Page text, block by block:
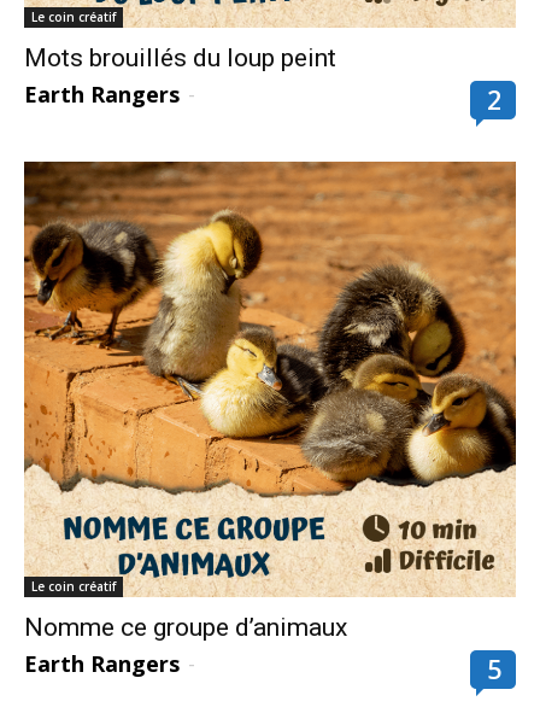
Le coin créatif
Mots brouillés du loup peint
Earth Rangers - 2
Le coin créatif
Nomme ce groupe d’animaux
Earth Rangers - 5